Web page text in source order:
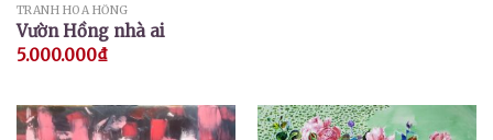
TRANH HOA HỒNG
Vườn Hồng nhà ai
5.000.000₫